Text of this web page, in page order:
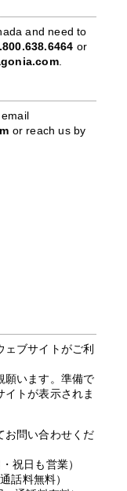
and need to
or
.
or reach us by
ェブサイトがご利
願います。準備で
イトが表示されま
お問い合わせくだ
祝日も営業）
話料無料）